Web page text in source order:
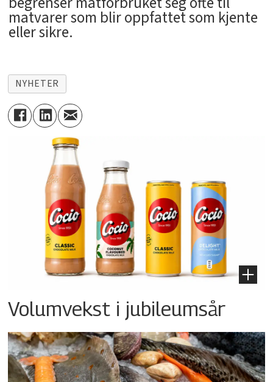
matvarer som blir oppfattet som kjente
eller sikre.
NYHETER
Volumvekst i jubileumsår